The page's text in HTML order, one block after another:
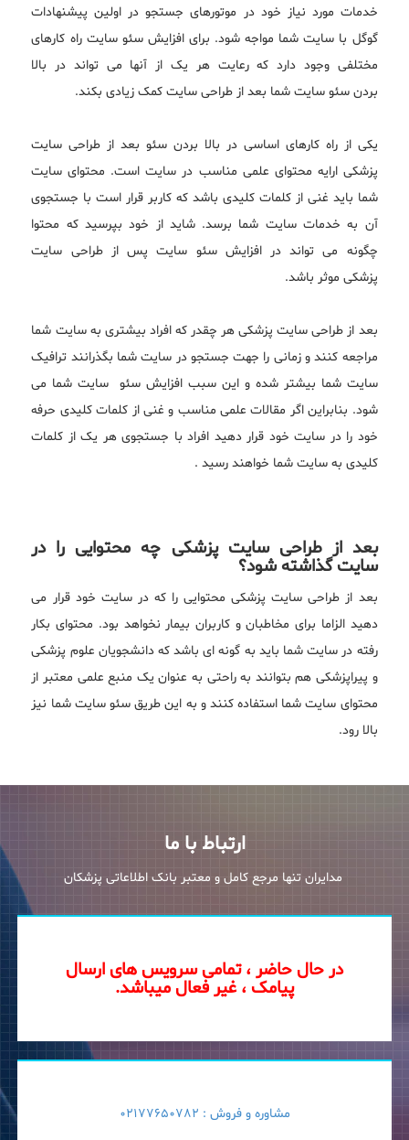
خدمات مورد نیاز خود در موتورهای جستجو در اولین پیشنهادات
گوگل با سایت شما مواجه شود. برای افزایش سئو سایت راه کارهای
مختلفی وجود دارد که رعایت هر یک از آنها می تواند در بالا
بردن سئو سایت شما بعد از طراحی سایت کمک زیادی بکند.
یکی از راه کارهای اساسی در بالا بردن سئو بعد از طراحی سایت
پزشکی ارایه محتوای علمی مناسب در سایت است. محتوای سایت
شما باید غنی از کلمات کلیدی باشد که کاربر قرار است با جستجوی
آن به خدمات سایت شما برسد. شاید از خود بپرسید که محتوا
چگونه می تواند در افزایش سئو سایت پس از طراحی سایت
پزشکی موثر باشد.
بعد از طراحی سایت پزشکی هر چقدر که افراد بیشتری به سایت شما
مراجعه کنند و زمانی را جهت جستجو در سایت شما بگذرانند ترافیک
سایت شما بیشتر شده و این سبب افزایش سئو سایت شما می
شود. بنابراین اگر مقالات علمی مناسب و غنی از کلمات کلیدی حرفه
خود را در سایت خود قرار دهید افراد با جستجوی هر یک از کلمات
کلیدی به سایت شما خواهند رسید .
بعد از طراحی سایت پزشکی چه محتوایی را در
سایت گذاشته شود؟
بعد از طراحی سایت پزشکی محتوایی را که در سایت خود قرار می
دهید الزاما برای مخاطبان و کاربران بیمار نخواهد بود. محتوای بکار
رفته در سایت شما باید به گونه ای باشد که دانشجویان علوم پزشکی
و پیراپزشکی هم بتوانند به راحتی به عنوان یک منبع علمی معتبر از
محتوای سایت شما استفاده کنند و به این طریق سئو سایت شما نیز
بالا رود.
ارتباط با ما
در حال حاضر ، تمامی سرویس های ارسال
پیامک ، غیر فعال میباشد.
مشاوره و فروش : 02177650782